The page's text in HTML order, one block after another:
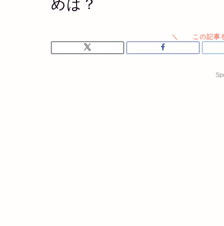
めは？